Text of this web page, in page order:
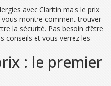
avec Claritin mais le prix
vous montre comment trouver
la sécurité. Pas besoin d’être
conseils et vous verrez les
: le premier